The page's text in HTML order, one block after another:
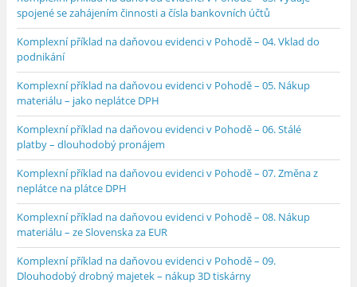
spojené se zahájením činnosti a čísla bankovních účtů
Komplexní příklad na daňovou evidenci v Pohodě – 04. Vklad do
podnikání
Komplexní příklad na daňovou evidenci v Pohodě – 05. Nákup
materiálu – jako neplátce DPH
Komplexní příklad na daňovou evidenci v Pohodě – 06. Stálé
platby – dlouhodobý pronájem
Komplexní příklad na daňovou evidenci v Pohodě – 07. Změna z
neplátce na plátce DPH
Komplexní příklad na daňovou evidenci v Pohodě – 08. Nákup
materiálu – ze Slovenska za EUR
Komplexní příklad na daňovou evidenci v Pohodě – 09.
Dlouhodobý drobný majetek – nákup 3D tiskárny